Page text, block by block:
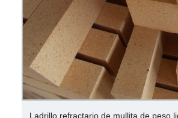
Crisoles de molibdeno de alta pureza